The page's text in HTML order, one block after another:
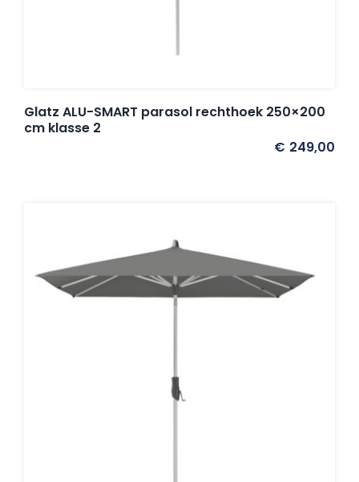
Glatz ALU-SMART parasol rechthoek 250×200
cm klasse 2
€ 249,00